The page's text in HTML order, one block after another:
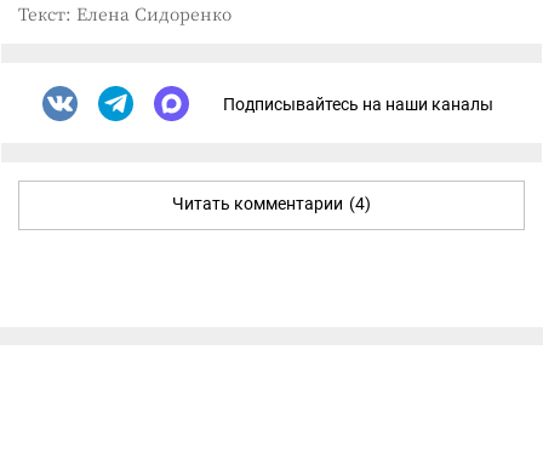
Текст: Елена Сидоренко
Подписывайтесь на наши каналы
Читать комментарии (4)